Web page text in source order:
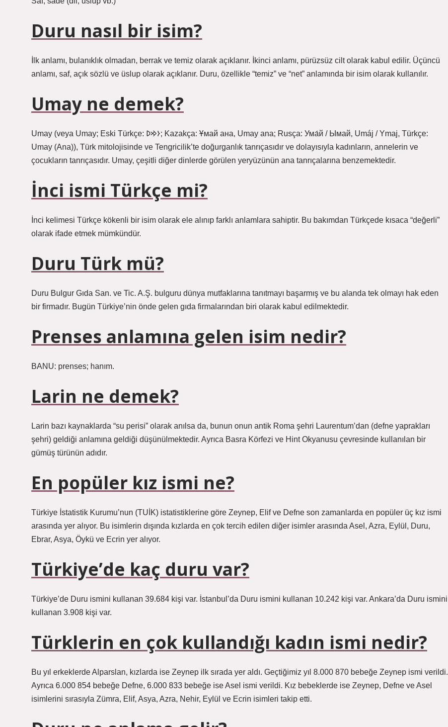
Duru nasıl bir isim?
İlk anlamı, bulanıklık olmadan, berrak ve temiz olarak açıklanır. İkinci anlamı, pürüzsüz cilt olarak kabul edilir. Üçüncü
anlamı, saf, açık sözlü ve üslup olarak açıklanır. Duru, özellikle “temiz” ve “net” anlamında bir isim olarak kullanılır.
Umay ne demek?
Umay (veya Umay; Eski Türkçe: 𐰆𐰢𐰖; Kazakça: Ұмай aна, Umay ana; Rusça: Ума́й / Ымай, Umáj / Ymaj, Türkçe:
Umay (Ana)), Türk mitolojisinde ve Tengricilik’te doğurganlık tanrıçasıdır ve dolayısıyla kadınların, annelerin ve
çocukların tanrıçasıdır. Umay, çeşitli diğer dinlerde görülen yeryüzünün ana tanrıçalarına benzemektedir.
İnci ismi Türkçe mi?
İnci kelimesi Türkçe kökenli bir isim olarak ele alınıp farklı anlamlara sahiptir. Bu bakımdan Türkçede kısaca “değerli”
olarak ifade etmek mümkündür.
Duru Türk mü?
Duru Bulgur Gıda San. ve Tic. A.Ş. bulguru dünya mutfaklarına tanıtmayı başarmış ve bu alanda tek olmayı hak eden
bir firmadır. Bugün Türkiye’nin önde gelen gıda firmalarından biri olarak kabul edilmektedir.
Prenses anlamına gelen isim nedir?
BANU: prenses; hanım.
Larin ne demek?
Larin bazı kaynaklarda “su perisi” olarak anılsa da, bunun onun antik Roma şehri Laurentum’dan (defne yaprakları
şehri) geldiği anlamına geldiği düşünülmektedir. Ayrıca Basra Körfezi ve Hint Okyanusu çevresinde kullanılan bir
gümüş türünün adıdır.
En popüler kız ismi ne?
Türkiye İstatistik Kurumu’nun (TUİK) istatistiklerine göre Zeynep, Elif ve Defne son zamanlarda en popüler üç kız ismi
arasında yer alıyor. Bu isimlerin dışında kızlarda en çok tercih edilen diğer isimler arasında Asel, Azra, Eylül, Duru,
Ebrar, Asya, Öykü ve Ecrin yer alıyor.
Türkiye’de kaç duru var?
Türkiye’de Duru ismini kullanan 39.684 kişi var. İstanbul’da Duru ismini kullanan 10.242 kişi var. Ankara’da Duru ismini
kullanan 3.908 kişi var.
Türklerin en çok kullandığı kadın ismi nedir?
Bu yıl erkeklerde Alparslan, kızlarda ise Zeynep ilk sırada yer aldı. Geçtiğimiz yıl 8.000 870 bebeğe Zeynep ismi verildi.
Ayrıca 6.000 854 bebeğe Defne, 6.000 833 bebeğe ise Asel ismi verildi. Kız bebeklerde ise Zeynep, Defne ve Asel
isimlerini sırasıyla Zümra, Elif, Asya, Azra, Nehir, Eylül ve Ecrin isimleri takip etti.